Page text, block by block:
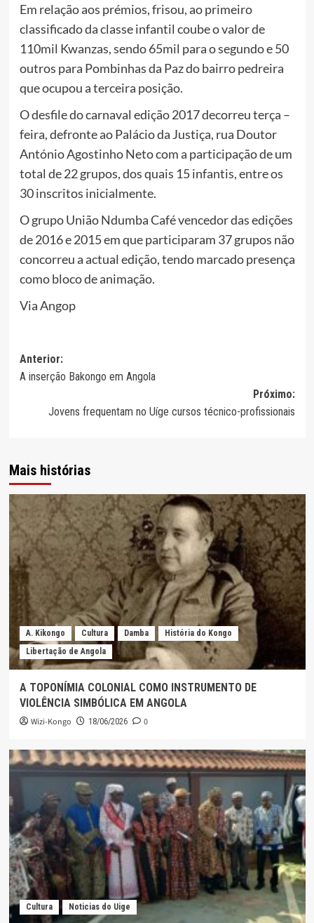
Em relação aos prémios, frisou, ao primeiro
classificado da classe infantil coube o valor de
110mil Kwanzas, sendo 65mil para o segundo e 50
outros para Pombinhas da Paz do bairro pedreira
que ocupou a terceira posição.
O desfile do carnaval edição 2017 decorreu terça –
feira, defronte ao Palácio da Justiça, rua Doutor
António Agostinho Neto com a participação de um
total de 22 grupos, dos quais 15 infantis, entre os
30 inscritos inicialmente.
O grupo União Ndumba Café vencedor das edições
de 2016 e 2015 em que participaram 37 grupos não
concorreu a actual edição, tendo marcado presença
como bloco de animação.
Via Angop
Navegação
de
artigos
Anterior:
A inserção Bakongo em Angola
Próximo:
Jovens frequentam no Uíge cursos técnico-profissionais
Mais histórias
A. Kikongo Cultura Damba
História do Kongo
Libertação de Angola
A TOPONÍMIA COLONIAL COMO INSTRUMENTO DE
VIOLÊNCIA SIMBÓLICA EM ANGOLA
Wizi-Kongo 18/06/2026 0
Cultura Noticias do Uige